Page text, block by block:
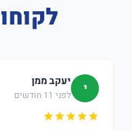
י יעקב ממן
לפני 11 חודשים